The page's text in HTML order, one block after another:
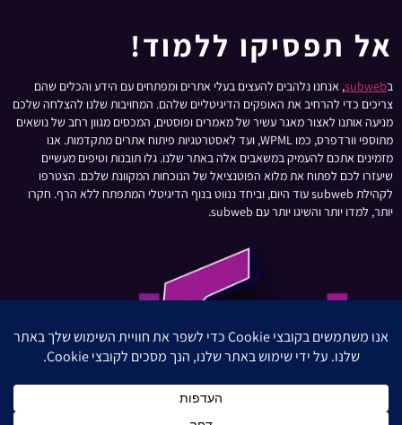
אל תפסיקו ללמוד!
בsubweb, אנחנו נלהבים להעצים בעלי אתרים ומפתחים עם הידע והכלים שהם
צריכים כדי להרחיב את האופקים הדיגיטליים שלהם. המחויבות שלנו להצלחה שלכם
מניעה אותנו לאצור מאגר עשיר של מאמרים ופוסטים, המכסים מגוון רחב של נושאים
מתוספי וורדפרס, כמו WPML, ועד לאסטרטגיות פיתוח אתרים מתקדמות. אנו
מזמינים אתכם להעמיק במשאבים אלה באתר שלנו. גלו תובנות וטיפים מעשיים
שיעזרו לכם לפתוח את מלוא הפוטנציאל של הנוכחות המקוונת שלכם. הצטרפו
לקהילת subweb עוד היום, וביחד ננווט בנוף הדיגיטלי המתפתח ללא הרף. חקרו
יותר, למדו יותר והשיגו יותר עם subweb.